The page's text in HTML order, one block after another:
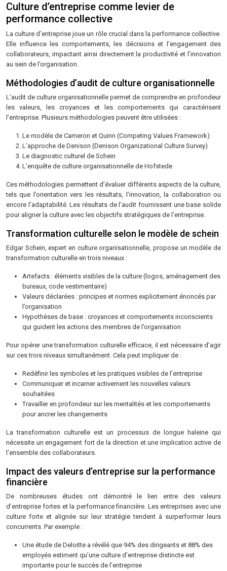
Culture d’entreprise comme levier de
performance collective
La culture d’entreprise joue un rôle crucial dans la performance collective.
Elle influence les comportements, les décisions et l’engagement des
collaborateurs, impactant ainsi directement la productivité et l’innovation
au sein de l’organisation.
Méthodologies d’audit de culture organisationnelle
L’audit de culture organisationnelle permet de comprendre en profondeur
les valeurs, les croyances et les comportements qui caractérisent
l’entreprise. Plusieurs méthodologies peuvent être utilisées :
Le modèle de Cameron et Quinn (Competing Values Framework)
L’approche de Denison (Denison Organizational Culture Survey)
Le diagnostic culturel de Schein
L’enquête de culture organisationnelle de Hofstede
Ces méthodologies permettent d’évaluer différents aspects de la culture,
tels que l’orientation vers les résultats, l’innovation, la collaboration ou
encore l’adaptabilité. Les résultats de l’audit fournissent une base solide
pour aligner la culture avec les objectifs stratégiques de l’entreprise.
Transformation culturelle selon le modèle de schein
Edgar Schein, expert en culture organisationnelle, propose un modèle de
transformation culturelle en trois niveaux :
Artefacts : éléments visibles de la culture (logos, aménagement des
bureaux, code vestimentaire)
Valeurs déclarées : principes et normes explicitement énoncés par
l’organisation
Hypothèses de base : croyances et comportements inconscients
qui guident les actions des membres de l’organisation
Pour opérer une transformation culturelle efficace, il est nécessaire d’agir
sur ces trois niveaux simultanément. Cela peut impliquer de :
Redéfinir les symboles et les pratiques visibles de l’entreprise
Communiquer et incarner activement les nouvelles valeurs
souhaitées
Travailler en profondeur sur les mentalités et les comportements
pour ancrer les changements
La transformation culturelle est un processus de longue haleine qui
nécessite un engagement fort de la direction et une implication active de
l’ensemble des collaborateurs.
Impact des valeurs d’entreprise sur la performance
financière
De nombreuses études ont démontré le lien entre des valeurs
d’entreprise fortes et la performance financière. Les entreprises avec une
culture forte et alignée sur leur stratégie tendent à surperformer leurs
concurrents. Par exemple :
Une étude de Deloitte a révélé que 94% des dirigeants et 88% des
employés estiment qu’une culture d’entreprise distincte est
importante pour le succès de l’entreprise